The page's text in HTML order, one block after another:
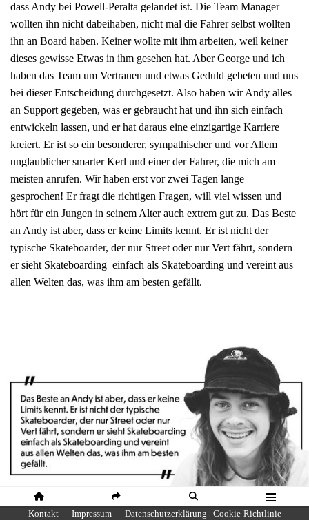
HOME SHARE SUCHE MENÜ
dass Andy bei Powell-Peralta gelandet ist. Die Team Manager
wollten ihn nicht dabeihaben, nicht mal die Fahrer selbst wollten
ihn an Board haben. Keiner wollte mit ihm arbeiten, weil keiner
dieses gewisse Etwas in ihm gesehen hat. Aber George und ich
haben das Team um Vertrauen und etwas Geduld gebeten und uns
bei dieser Entscheidung durchgesetzt. Also haben wir Andy alles
an Support gegeben, was er gebraucht hat und ihn sich einfach
entwickeln lassen, und er hat daraus eine einzigartige Karriere
kreiert. Er ist so ein besonderer, sympathischer und vor Allem
unglaublicher smarter Kerl und einer der Fahrer, die mich am
meisten anrufen. Wir haben erst vor zwei Tagen lange
gesprochen! Er fragt die richtigen Fragen, will viel wissen und
hört für ein Jungen in seinem Alter auch extrem gut zu. Das Beste
an Andy ist aber, dass er keine Limits kennt. Er ist nicht der
typische Skateboarder, der nur Street oder nur Vert fährt, sondern
er sieht Skateboarding einfach als Skateboarding und vereint aus
allen Welten das, was ihm am besten gefällt.
Kontakt Impressum Datenschutzerklärung | Cookie-Richtlinie